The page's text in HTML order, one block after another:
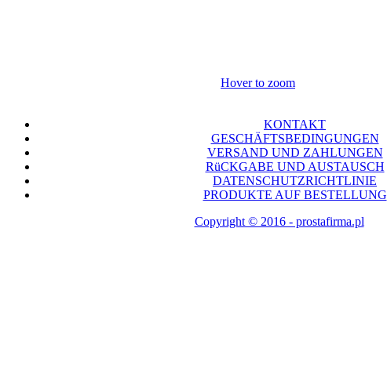
Hover to zoom
KONTAKT
GESCHÄFTSBEDINGUNGEN
VERSAND UND ZAHLUNGEN
RüCKGABE UND AUSTAUSCH
DATENSCHUTZRICHTLINIE
PRODUKTE AUF BESTELLUNG
Copyright © 2016 - prostafirma.pl